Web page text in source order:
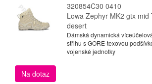
320854C30 0410
Lowa Zephyr MK2 gtx mid
desert
Dámská dynamická
střihu s GORE-texovou
vojenské jednotky
Na dotaz